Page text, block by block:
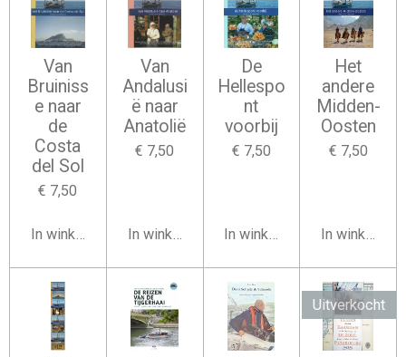
Van
Bruiniss
e naar
de
Costa
del Sol
€ 7,50
In winkelwagen
Van
Andalusi
ë naar
Anatolië
€ 7,50
In winkelwagen
De
Hellespo
nt
voorbij
€ 7,50
In winkelwagen
Het
andere
Midden-
Oosten
€ 7,50
In
Uitverkocht